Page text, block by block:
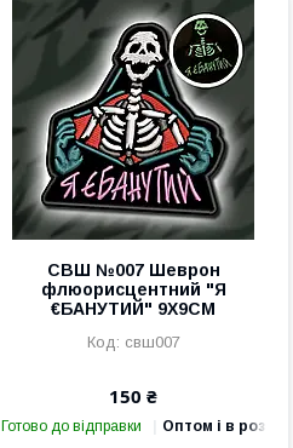
СВШ №007 Шеврон
флюорисцентний "Я
€БАНУТИЙ" 9Х9СМ
свш007
150 ₴
Готово до відправки Оптом і в роздріб